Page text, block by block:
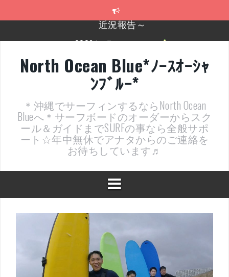
2026年明けました〜
近況報告ww
ヤッチマッターーーー！！！
支部長就任報告と支部予選・検定開催決定！
近況報告～
North Ocean Blue*ﾉｰｽｵｰｼｬ
ﾝﾌﾞﾙｰ*
＊沖縄でサーフィンするならNorth Ocean
Blueへ＊サーフボードのオーダーからスク
ール＆ガイドまでSURFの事なら全般サポ
ート☆年中無休でアナタからのご連絡を
お待ちしています♬